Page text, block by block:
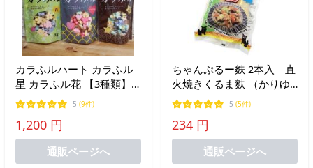
カラふルハート カラふル
星 カラふル花 【3種類】
常陸屋本舗 かわいいお麩
のセット 20g 各1袋 3袋セ
ット 麩 お麩
5 (9件)
1,200 円
通販ページへ
ちゃんぷるー麩 2本入 直
火焼きくるま麩 （かりゆ
し製麩）
5 (5件)
234 円
通販ページへ